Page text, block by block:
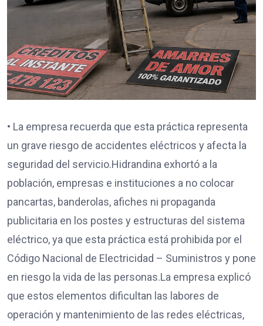
• La empresa recuerda que esta práctica representa
un grave riesgo de accidentes eléctricos y afecta la
seguridad del servicio.Hidrandina exhortó a la
población, empresas e instituciones a no colocar
pancartas, banderolas, afiches ni propaganda
publicitaria en los postes y estructuras del sistema
eléctrico, ya que esta práctica está prohibida por el
Código Nacional de Electricidad – Suministros y pone
en riesgo la vida de las personas.La empresa explicó
que estos elementos dificultan las labores de
operación y mantenimiento de las redes eléctricas,